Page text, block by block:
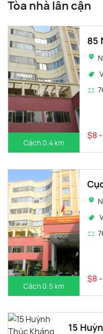
Tòa nhà lân cận
Cách 0.4 km
85
$8
Cách 0.5 km
$8
15